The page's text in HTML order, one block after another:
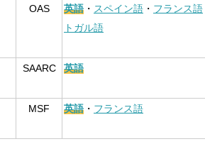
OAS 英語 ・ スペイン語 ・ フランス語
トガル語
SAARC 英語
MSF 英語 ・ フランス語